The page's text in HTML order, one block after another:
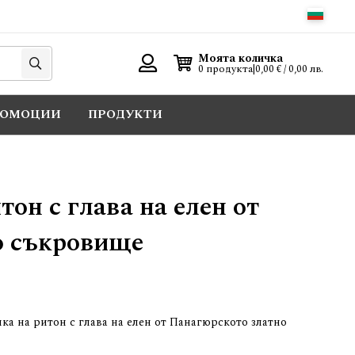
Търси
Моята количка
0 продукта|0,00 € / 0,00 лв.
ПРОДУКТИ
с глава на елен от
съкровище
на ритон с глава на елен от Панагюрското златно